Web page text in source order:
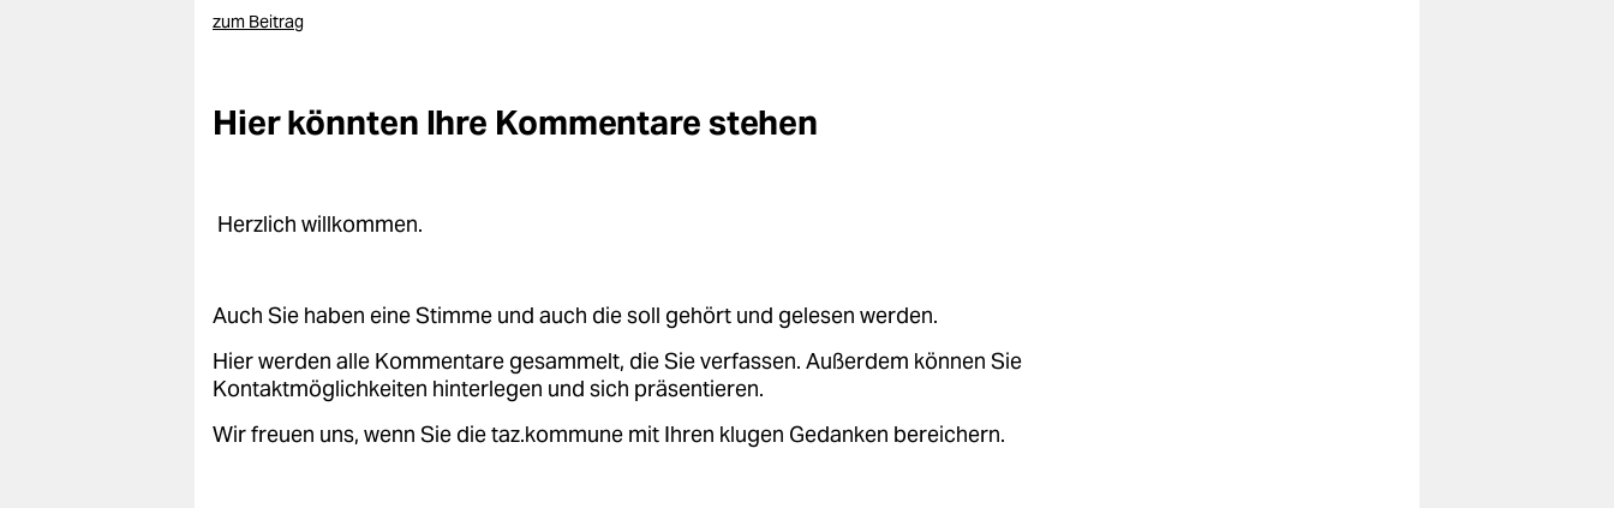
zum Beitrag
Hier könnten Ihre Kommentare stehen
Herzlich willkommen.
Auch Sie haben eine Stimme und auch die soll gehört und gelesen werden.
Hier werden alle Kommentare gesammelt, die Sie verfassen. Außerdem können Sie
Kontaktmöglichkeiten hinterlegen und sich präsentieren.
Wir freuen uns, wenn Sie die taz.kommune mit Ihren klugen Gedanken bereichern.